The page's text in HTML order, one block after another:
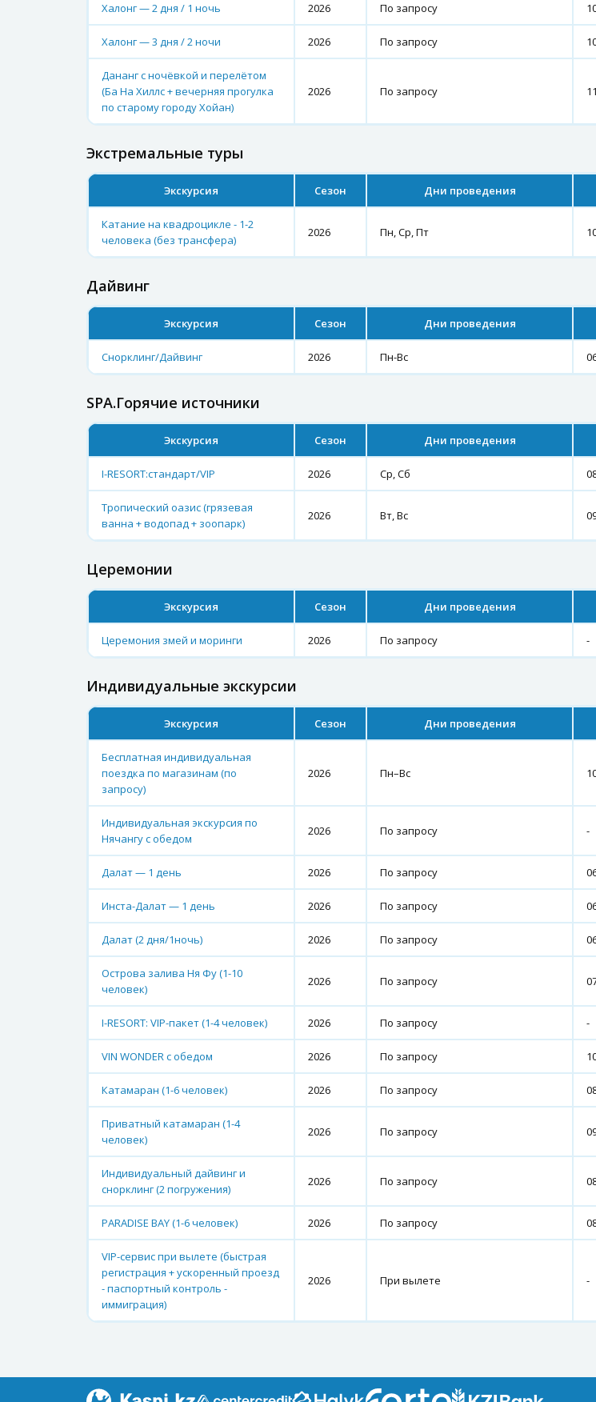
Халонг — 2 дня / 1 ночь 2026 По запросу
Халонг — 3 дня / 2 ночи 2026 По запросу
Дананг с ночёвкой и перелётом
(Ба На Хиллс + вечерняя прогулка
по старому городу Хойан)
2026 По запросу
Экстремальные туры
Экскурсия Сезон Дни проведения
Катание на квадроцикле - 1-2
человека (без трансфера)
2026 Пн, Ср, Пт
Дайвинг
Экскурсия Сезон Дни проведения
Снорклинг/Дайвинг 2026 Пн-Вс
SPA.Горячие источники
Экскурсия Сезон Дни проведения
I-RESORT:стандарт/VIP 2026 Ср, Сб
Тропический оазис (грязевая
ванна + водопад + зоопарк)
2026 Вт, Вс
Церемонии
Экскурсия Сезон Дни проведения
Церемония змей и моринги 2026 По запросу -
Индивидуальные экскурсии
Экскурсия Сезон Дни проведения
Бесплатная индивидуальная
поездка по магазинам (по
запросу)
2026 Пн–Вс
Индивидуальная экскурсия по
Нячангу с обедом
2026 По запросу -
Далат — 1 день 2026 По запросу
Инста-Далат — 1 день 2026 По запросу
Далат (2 дня/1ночь) 2026 По запросу
Острова залива Ня Фу (1-10
человек)
2026 По запросу
I-RESORT: VIP-пакет (1-4 человек) 2026 По запросу -
VIN WONDER с обедом 2026 По запросу
Катамаран (1-6 человек) 2026 По запросу
Приватный катамаран (1-4
человек)
2026 По запросу
Индивидуальный дайвинг и
снорклинг (2 погружения)
2026 По запросу
PARADISE BAY (1-6 человек) 2026 По запросу
VIP-сервис при вылете (быстрая
регистрация + ускоренный проезд
- паспортный контроль -
иммиграция)
2026 При вылете -